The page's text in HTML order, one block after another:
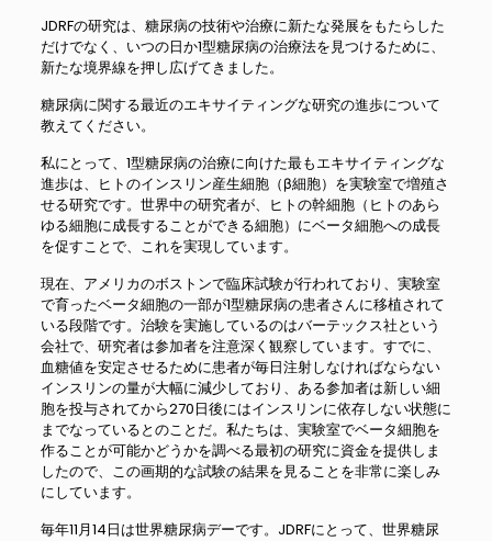
JDRFの研究は、糖尿病の技術や治療に新たな発展をもたらした
だけでなく、いつの日か1型糖尿病の治療法を見つけるために、
新たな境界線を押し広げてきました。
糖尿病に関する最近のエキサイティングな研究の進歩について
教えてください。
私にとって、1型糖尿病の治療に向けた最もエキサイティングな
進歩は、ヒトのインスリン産生細胞（β細胞）を実験室で増殖さ
せる研究です。世界中の研究者が、ヒトの幹細胞（ヒトのあら
ゆる細胞に成長することができる細胞）にベータ細胞への成長
を促すことで、これを実現しています。
現在、アメリカのボストンで臨床試験が行われており、実験室
で育ったベータ細胞の一部が1型糖尿病の患者さんに移植されて
いる段階です。治験を実施しているのはバーテックス社という
会社で、研究者は参加者を注意深く観察しています。すでに、
血糖値を安定させるために患者が毎日注射しなければならない
インスリンの量が大幅に減少しており、ある参加者は新しい細
胞を投与されてから270日後にはインスリンに依存しない状態に
までなっているとのことだ。私たちは、実験室でベータ細胞を
作ることが可能かどうかを調べる最初の研究に資金を提供しま
したので、この画期的な試験の結果を見ることを非常に楽しみ
にしています。
毎年11月14日は世界糖尿病デーです。JDRFにとって、世界糖尿